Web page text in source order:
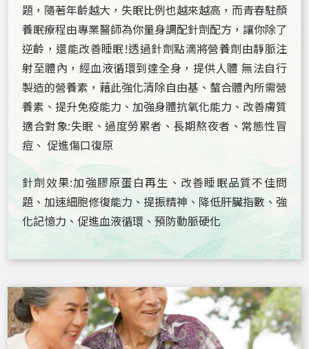
題，隨著年齡越大，失眠比例也越來越高，而青春駐顏
養眠療程由專業醫師為你量身調配針劑配方，讓你除了
逆齡，還能改善睡眠!透過針劑點滴將營養劑由靜脈注
射至體內，經血液循環到達全身，提供人體 無法自行
製造的營養素，藉此強化清除自由基、螯合體內所需營
養素、提升免疫能力、加強身體抗氧化能力、改善膚質
適合對象:失眠、過度勞累者、長期熬夜者、常態性冒
痘、 促進傷口復原
針劑效果:加強膠原蛋白再生、改善睡眠品質不佳問
題、加速細胞修復能力、提振精神、降低肝臟指數、強
化記憶力、促進血液循環、預防動脈硬化